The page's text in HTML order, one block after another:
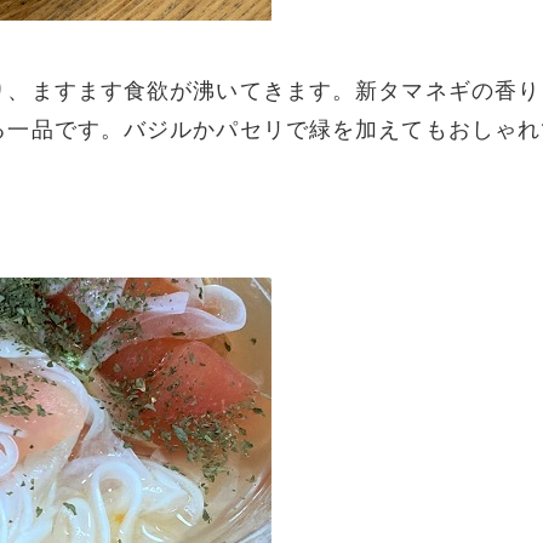
ますます食欲が沸いてきます。新タマネギの香
品です。バジルかパセリで緑を加えてもおしゃ